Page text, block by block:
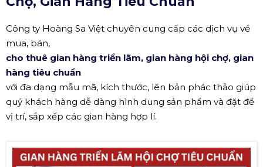
Công ty Hoàng Sa Việt chuyên cung cấp các dịch vụ về
mua, bán,
cho thuê gian hàng triển lãm, gian hàng hội chợ, gian
hàng tiêu chuẩn
với đa dạng mẫu mã, kích thước, lên bản phác thảo giúp
quý khách hàng dễ dàng hình dung sản phẩm và đặt để
vị trí, sắp xếp các gian hàng hợp lí.